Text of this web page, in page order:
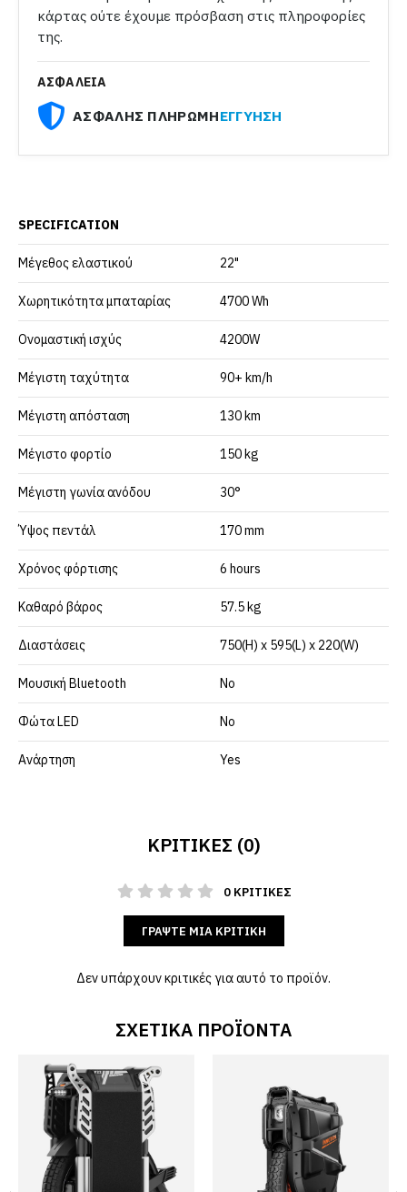
κάρτας ούτε έχουμε πρόσβαση στις πληροφορίες
της.
ΑΣΦΑΛΕΙΑ
ΑΣΦΑΛΗΣ ΠΛΗΡΩΜΗΕΓΓΥΗΣΗ
SPECIFICATION
Μέγεθος ελαστικού 22"
Χωρητικότητα μπαταρίας 4700 Wh
Ονομαστική ισχύς 4200W
Μέγιστη ταχύτητα 90+ km/h
Μέγιστη απόσταση 130 km
Μέγιστο φορτίο 150 kg
Μέγιστη γωνία ανόδου 30°
Ύψος πεντάλ 170 mm
Χρόνος φόρτισης 6 hours
Καθαρό βάρος 57.5 kg
Διαστάσεις 750(H) x 595(L) x 220(W)
Μουσική Bluetooth No
Φώτα LED No
Ανάρτηση Yes
ΚΡΙΤΙΚΈΣ (0)
0 ΚΡΙΤΙΚΈΣ
ΓΡΆΨΤΕ ΜΙΑ ΚΡΙΤΙΚΉ
Δεν υπάρχουν κριτικές για αυτό το προϊόν.
ΣΧΕΤΙΚΆ ΠΡΟΪΌΝΤΑ